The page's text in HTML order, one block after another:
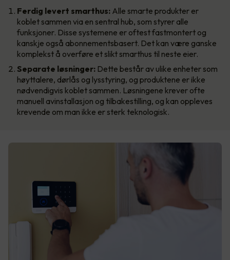
Ferdig levert smarthus: Alle smarte produkter er
koblet sammen via en sentral hub, som styrer alle
funksjoner. Disse systemene er oftest fastmontert og
kanskje også abonnementsbasert. Det kan være ganske
komplekst å overføre et slikt smarthus til neste eier.
Separate løsninger: Dette består av ulike enheter som
høyttalere, dørlås og lysstyring, og produktene er ikke
nødvendigvis koblet sammen. Løsningene krever ofte
manuell avinstallasjon og tilbakestilling, og kan oppleves
krevende om man ikke er sterk teknologisk.